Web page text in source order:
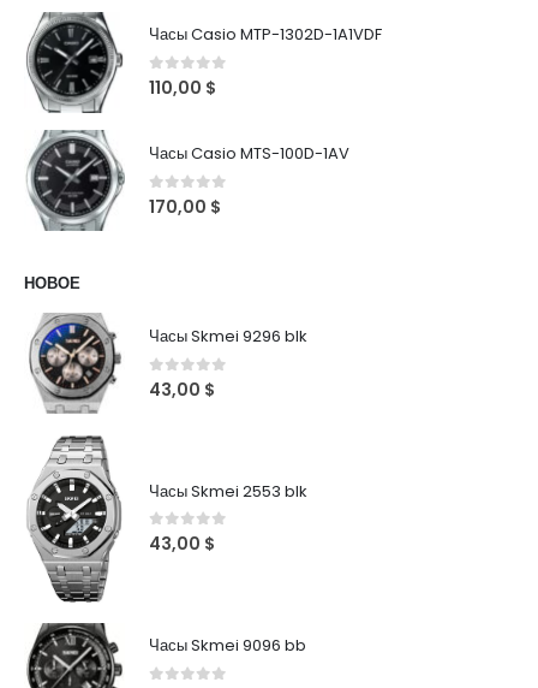
Часы Casio MTP-1302D-1A1VDF
0out of 5
110,00 $
Часы Casio MTS-100D-1AV
0out of 5
170,00 $
НОВОЕ
Часы Skmei 9296 blk
0 out of 5
43,00 $
Часы Skmei 2553 blk
0 out of 5
43,00 $
Часы Skmei 9096 bb